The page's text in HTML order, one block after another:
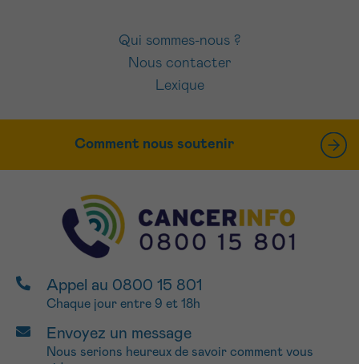
Qui sommes-nous ?
Nous contacter
Lexique
Comment nous soutenir
Appel au 0800 15 801
Chaque jour entre 9 et 18h
Envoyez un message
Nous serions heureux de savoir comment vous